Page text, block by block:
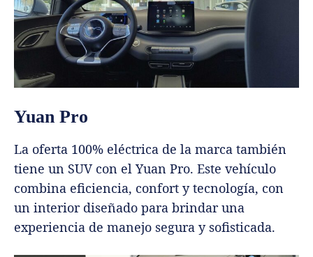
Yuan Pro
La oferta 100% eléctrica de la marca también
tiene un SUV con el Yuan Pro. Este vehículo
combina eficiencia, confort y tecnología, con
un interior diseñado para brindar una
experiencia de manejo segura y sofisticada.